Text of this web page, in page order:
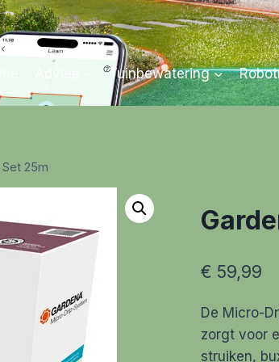
Tuinbewatering
25m
€ 59,99
De Micro-
zorgt voor
struiken,